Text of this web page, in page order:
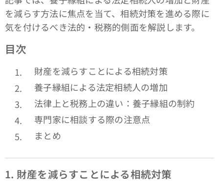
を減らす方法に焦点を当て、相続対策を進める際に
気を付けるべき法的・税務的側面を解説します。
目次
財産を減らすことによる相続対策
養子縁組による法定相続人の増加
法律上と税務上の違い：養子縁組の制約
専門家に相談する際の注意点
まとめ
1. 財産を減らすことによる相続対策